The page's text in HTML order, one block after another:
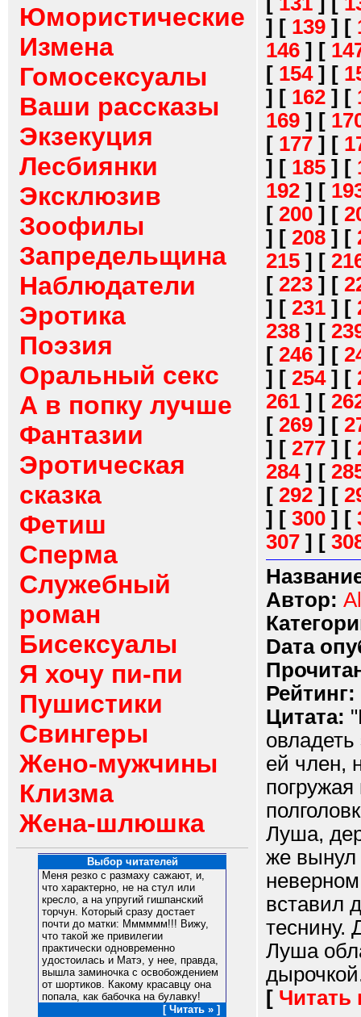
Юмористические
Измена
Гомосексуалы
Ваши рассказы
Экзекуция
Лесбиянки
Эксклюзив
Зоофилы
Запредельщина
Наблюдатели
Эротика
Поэзия
Оральный секс
А в попку лучше
Фантазии
Эротическая
сказка
Фетиш
Сперма
Служебный
роман
Бисексуалы
Я хочу пи-пи
Пушистики
Свингеры
Жено-мужчины
Клизма
Жена-шлюшка
Выбор читателей
Меня резко с размаху сажают, и,
что характерно, не на стул или
кресло, а на упругий гишпанский
торчун. Который сразу достает
почти до матки: Мммммм!!! Вижу,
что такой же привилегии
практически одновременно
удостоилась и Матэ, у нее, правда,
вышла заминочка с освобождением
от шортиков. Какому красавцу она
попала, как бабочка на булавку!
[ Читать » ]
] [ 139 ] [
146 ] [
[ 154] [
] [ 162 ] [
169 ] [
[ 177 ] [
] [ 185 ] [
192 ] [
[ 200 ] [
] [ 208 ] [
215 ] [
[ 223 ] [
] [ 231 ] [
238 ] [
[ 246 ] [
] [ 254] [
261 ] [
[ 269 ] [
] [ 277 ] [
284] [
[ 292 ] [
] [ 300 ] [
307 ] [
Автор:
Dата
Рейтинг:
Цитата:
ей член,
Луша,
же вынул
вставил
теснину.
Луша
[ Читать